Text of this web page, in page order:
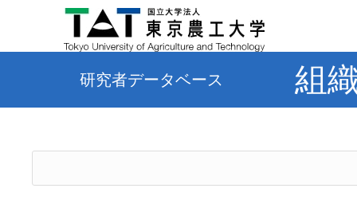
研究者データベース 組